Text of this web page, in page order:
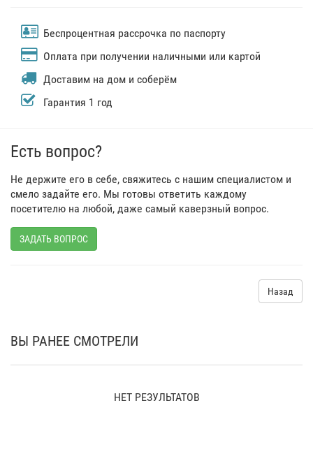
Беспроцентная рассрочка по паспорту
Оплата при получении наличными или картой
Доставим на дом и соберём
Гарантия 1 год
Есть вопрос?
Не держите его в себе, свяжитесь с нашим специалистом и
смело задайте его. Мы готовы ответить каждому
посетителю на любой, даже самый каверзный вопрос.
ЗАДАТЬ ВОПРОС
Назад
ВЫ РАНЕЕ СМОТРЕЛИ
НЕТ РЕЗУЛЬТАТОВ